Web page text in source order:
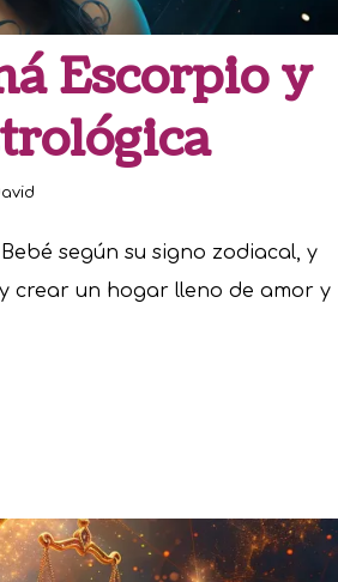
Escorpio y
según su signo zodiacal, y
crear un hogar lleno de amor y